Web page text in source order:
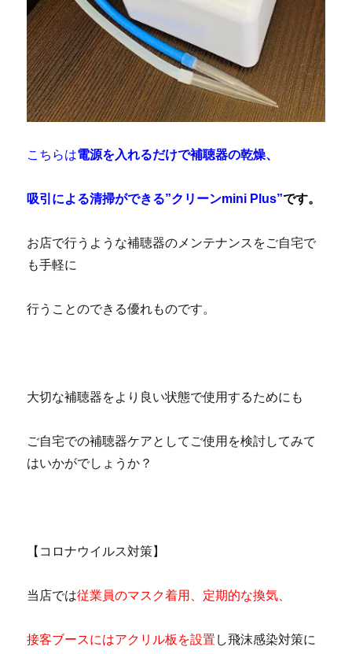
こちらは電源を入れるだけで補聴器の乾燥、
吸引による清掃ができる”クリーンmini Plus”です。
お店で行うような補聴器のメンテナンスをご自宅で
も手軽に
行うことのできる優れものです。
大切な補聴器をより良い状態で使用するためにも
ご自宅での補聴器ケアとしてご使用を検討してみて
はいかがでしょうか？
【コロナウイルス対策】
当店では従業員のマスク着用、定期的な換気、
接客ブースにはアクリル板を設置 し飛沫感染対策に